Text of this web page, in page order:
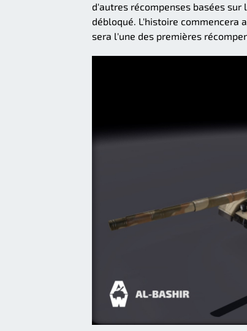
d'autres récompenses basées
débloqué. L'histoire commencera
sera l'une des premières